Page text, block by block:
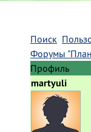
Поиск
Форумы
Профиль
martyuli